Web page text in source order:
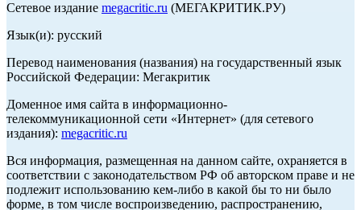
Сетевое издание megacritic.ru (МЕГАКРИТИК.РУ)
Язык(и): русский
Перевод наименования (названия) на государственный язык
Российской Федерации: Мегакритик
Доменное имя сайта в информационно-
телекоммуникационной сети «Интернет» (для сетевого
издания): megacritic.ru
Вся информация, размещенная на данном сайте, охраняется в
соответствии с законодательством РФ об авторском праве и не
подлежит использованию кем-либо в какой бы то ни было
форме, в том числе воспроизведению, распространению,